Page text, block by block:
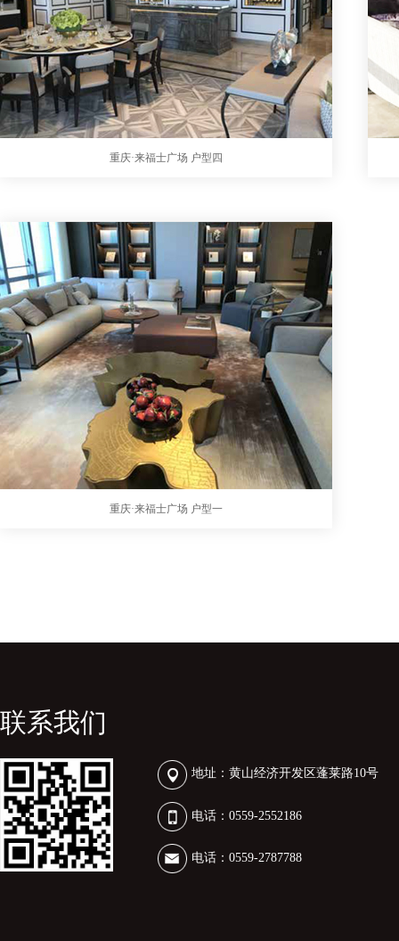
重庆·来福士广场 户型四
重庆·来福士广场 户型一
联系我们
地址：黄山经济开发区蓬莱路10号
电话：0559-2552186
电话：0559-2787788